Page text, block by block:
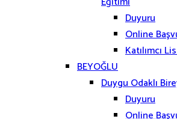
Duyuru
Online
Katılımcı
BEYOĞLU
Duygu Odaklı
Duyuru
Online